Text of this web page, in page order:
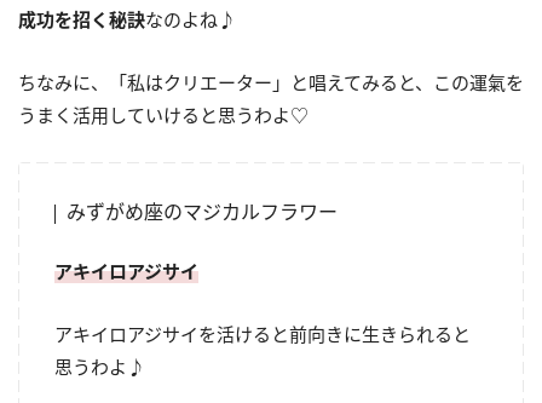
成功を招く秘訣なのよね♪
ちなみに、「私はクリエーター」と唱えてみると、この運氣を
うまく活用していけると思うわよ♡
みずがめ座のマジカルフラワー
アキイロアジサイ
アキイロアジサイを活けると前向きに生きられると
思うわよ♪